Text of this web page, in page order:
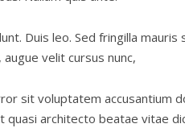
Duis leo. Sed fringilla
velit cursus nunc,
sit voluptatem accusantium
architecto beatae vitae